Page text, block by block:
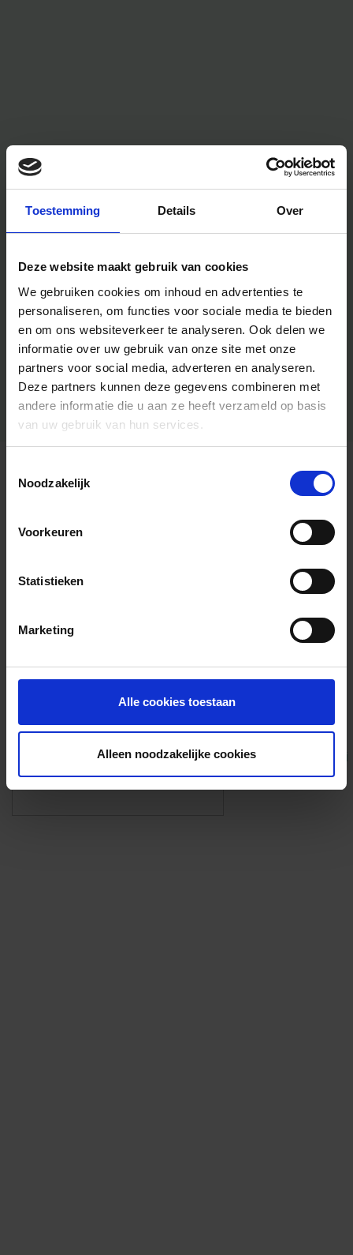
Toestemming Details Over
Deze website maakt gebruik van cookies
We gebruiken cookies om inhoud en advertenties te
personaliseren, om functies voor sociale media te bieden
en om ons websiteverkeer te analyseren. Ook delen we
informatie over uw gebruik van onze site met onze
partners voor social media, adverteren en analyseren.
Deze partners kunnen deze gegevens combineren met
andere informatie die u aan ze heeft verzameld op basis
van uw gebruik van hun services.
Noodzakelijk
Voorkeuren
Statistieken
Marketing
Alle cookies toestaan
Alleen noodzakelijke cookies
Algemene informatie
Foto’s ({{photos.length}})
Eigen foto’s